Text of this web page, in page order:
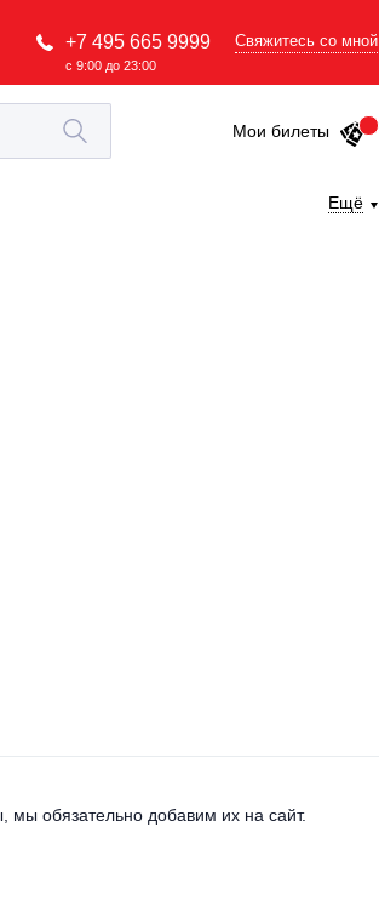
+7 495 665 9999
с 9:00 до 23:00
Свяжитесь со мной
Мои билеты
Ещё
мы обязательно добавим их на сайт.